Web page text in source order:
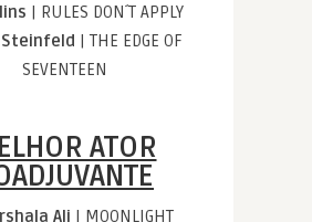
| RULES DON´T APPLY
| THE EDGE OF
SEVENTEEN
ATOR
Ali | MOONLIGHT